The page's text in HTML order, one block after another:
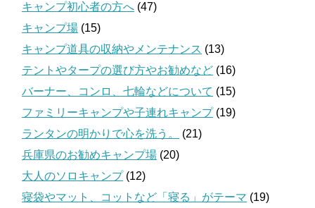
キャンプ初心者の方へ (47)
キャンプ場 (15)
キャンプ道具の収納やメンテナンス (13)
テントやタープの選び方やお勧めなど (16)
バーナー、コンロ、七輪などについて (15)
ファミリーキャンプや子連れキャンプ(19)
ランタンの明かりで心を洗う。
(21)
兵庫県のお勧めキャンプ場 (20)
大人のソロキャンプ(12)
寝袋やマット、コットなど「寝る」がテーマ (19)